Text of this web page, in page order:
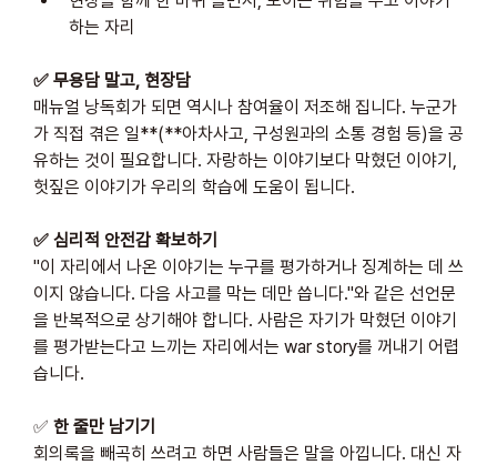
하는 자리
✅ 무용담 말고, 현장담
매뉴얼 낭독회가 되면 역시나 참여율이 저조해 집니다. 누군가
가 직접 겪은 일**(**아차사고, 구성원과의 소통 경험 등)을 공
유하는 것이 필요합니다. 자랑하는 이야기보다 막혔던 이야기,
헛짚은 이야기가 우리의 학습에 도움이 됩니다.
✅ 심리적 안전감 확보하기
"이 자리에서 나온 이야기는 누구를 평가하거나 징계하는 데 쓰
이지 않습니다. 다음 사고를 막는 데만 씁니다."와 같은 선언문
을 반복적으로 상기해야 합니다. 사람은 자기가 막혔던 이야기
를 평가받는다고 느끼는 자리에서는 war story를 꺼내기 어렵
습니다.
✅ 한 줄만 남기기
회의록을 빼곡히 쓰려고 하면 사람들은 말을 아낍니다. 대신 자